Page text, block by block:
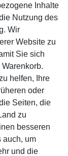
Inhalte
Nutzung des
Wir
Website zu
Sie sich
helfen, Ihre
oder
Seiten, die
zu
besseren
auch, um
und die